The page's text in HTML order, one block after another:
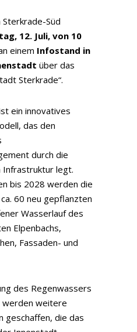
Süd
12. Juli, von 10
einem Infostand in
über das
Sterkrade“.
ein innovatives
das den
durch die
Infrastruktur legt.
bis 2028 werden die
60 neu gepflanzten
Wasserlauf des
Elpenbachs,
Fassaden- und
des Regenwassers
werden weitere
geschaffen, die das